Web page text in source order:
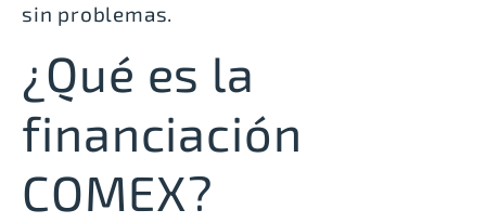
sin problemas.
¿Qué es la
financiación
COMEX?